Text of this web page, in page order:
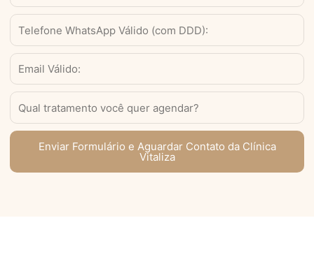
WhatsApp
Válido
(com
DDD)
Email
Serviço
Enviar Formulário e Aguardar Contato da Clínica
Vitaliza